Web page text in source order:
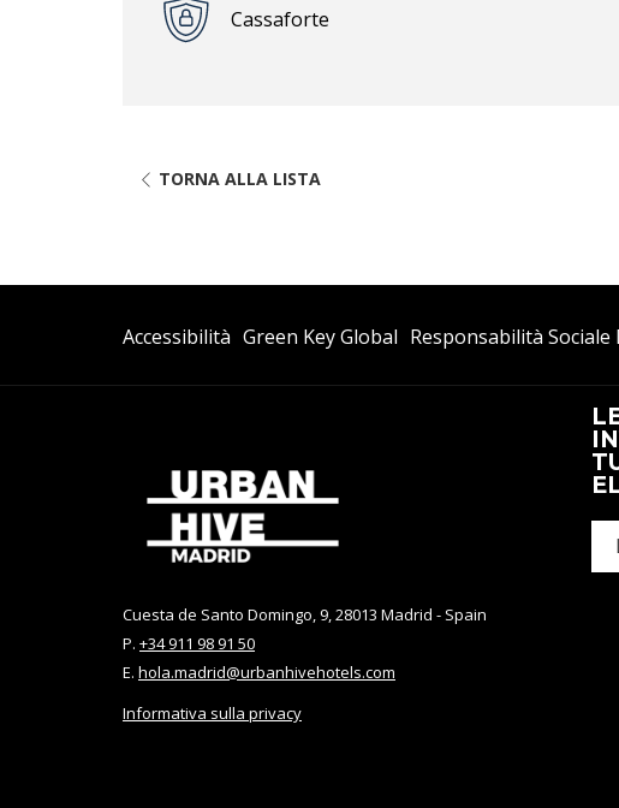
Cassaforte
TORNA ALLA LISTA
Accessibilità Green Key Global Si
In
Responsabilità Sociale
Cuesta de Santo Domingo, 9, 28013 Madrid - Spain
P. +34 911 98 91 50
E. hola.madrid@urbanhivehotels.com
Informativa sulla privacy